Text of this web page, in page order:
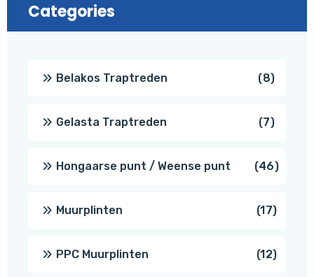
Categories
Belakos Traptreden 88
Gelasta Traptreden 77
Hongaarse punt / Weense punt 4646
Muurplinten 1717
PPC Muurplinten 1212